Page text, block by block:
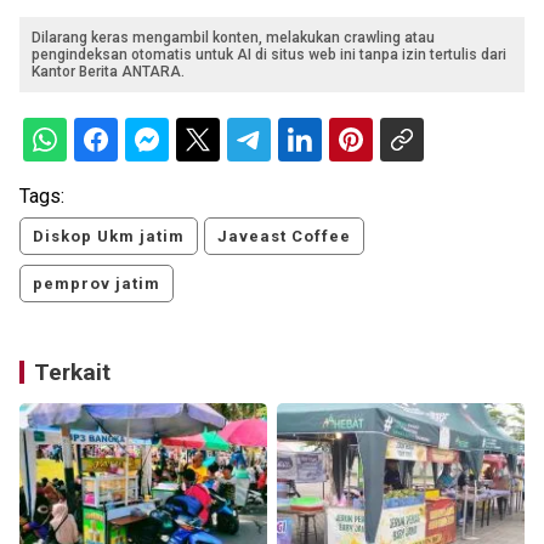
Dilarang keras mengambil konten, melakukan crawling atau
pengindeksan otomatis untuk AI di situs web ini tanpa izin tertulis dari
Kantor Berita ANTARA.
Tags:
Diskop Ukm jatim Javeast Coffee
pemprov jatim
Terkait